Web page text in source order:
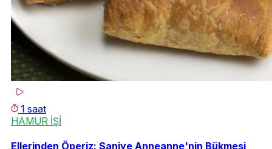
1 saat
HAMUR İŞİ
Ellerinden Öperiz: Saniye Anneanne'nin Bükmesi